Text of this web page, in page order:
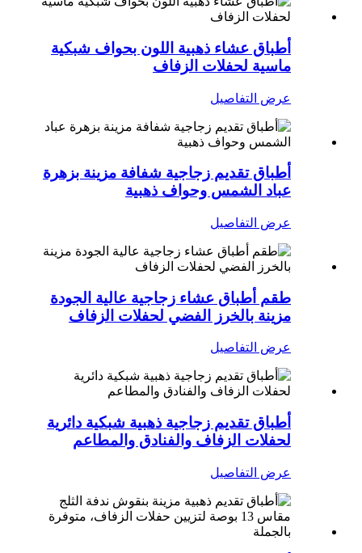
أطباق عشاء ذهبية اللون بحواف شبكية
ماسية لحفلات الزفاف
عرض التفاصيل
أطباق تقديم زجاجية شفافة مزينة بزهرة
عباد الشمس وحواف ذهبية
عرض التفاصيل
طقم أطباق عشاء زجاجية عالية الجودة
مزينة بالخرز الفضي لحفلات الزفاف
عرض التفاصيل
أطباق تقديم زجاجية ذهبية شبكية دائرية
لحفلات الزفاف والفنادق والمطاعم
عرض التفاصيل